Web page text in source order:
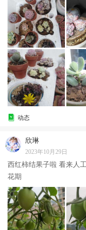
动态
欣琳
2023年10月29日
西红柿结果子啦 看来人
花期